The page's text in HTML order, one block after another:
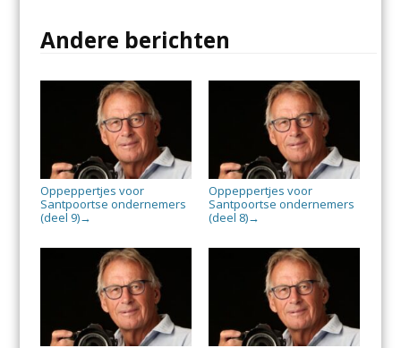
Andere berichten
Oppeppertjes voor
Santpoortse ondernemers
(deel 9)→
Oppeppertjes voor
Santpoortse ondernemers
(deel 8)→